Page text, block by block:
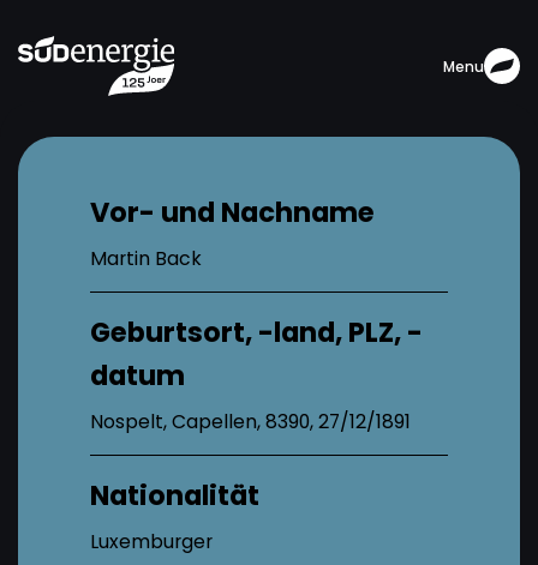
Menu
Vor- und Nachname
Martin Back
Geburtsort, -land, PLZ, -
datum
Nospelt, Capellen, 8390, 27/12/1891
Nationalität
Luxemburger